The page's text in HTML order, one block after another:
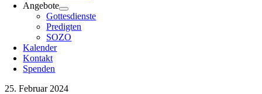
Angebote
Gottesdienste
Predigten
SOZO
Kalender
Kontakt
Spenden
25. Februar 2024